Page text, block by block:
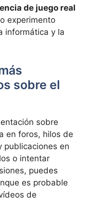
de juego real
experimento
informática y la
sobre el
sobre
en foros, hilos de
publicaciones en
o intentar
puedes
es probable
de